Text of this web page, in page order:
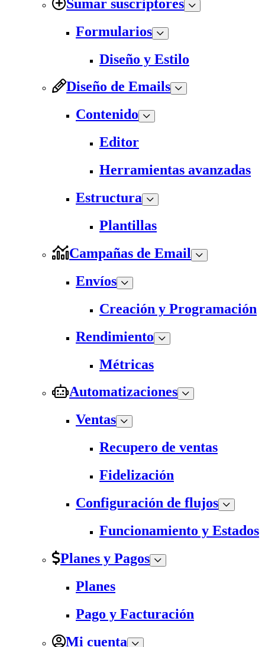
Sumar suscriptores
Formularios
Diseño y Estilo
Diseño de Emails
Contenido
Editor
Herramientas avanzadas
Estructura
Plantillas
Campañas de Email
Envíos
Creación y Programación
Rendimiento
Métricas
Automatizaciones
Ventas
Recupero de ventas
Fidelización
Configuración de flujos
Funcionamiento y Estados
Planes y Pagos
Planes
Pago y Facturación
Mi cuenta